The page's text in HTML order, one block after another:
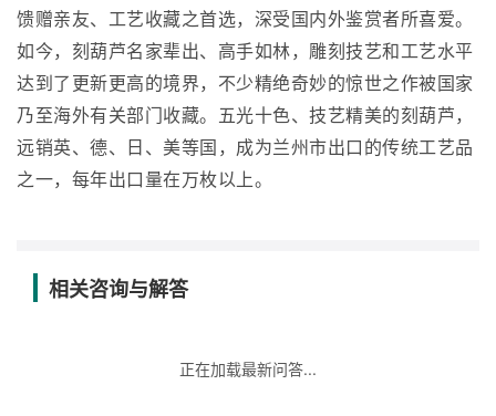
馈赠亲友、工艺收藏之首选，深受国内外鉴赏者所喜爱。
如今，刻葫芦名家辈出、高手如林，雕刻技艺和工艺水平
达到了更新更高的境界，不少精绝奇妙的惊世之作被国家
乃至海外有关部门收藏。五光十色、技艺精美的刻葫芦，
远销英、德、日、美等国，成为兰州市出口的传统工艺品
之一，每年出口量在万枚以上。
相关咨询与解答
正在加载最新问答...